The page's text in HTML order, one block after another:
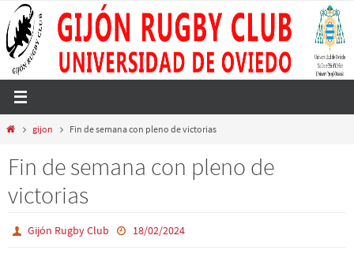
al
contenido
Iniciogijon Fin de semana con pleno de victorias
Fin de semana con pleno de
victorias
Gijón Rugby Club 18/02/2024